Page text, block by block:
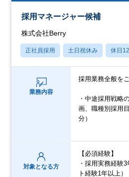
採用マネージャー候補
株式会社Berry
正社員採用 土日祝休み 休日
業務内容
採用業務全般を
・中途採用戦略
画、職種別採用
分）
対象となる方
【必須経験】
・採用実務経験
ト経験1年以上）